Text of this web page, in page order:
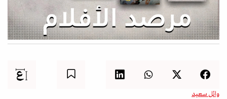
وائل سعيد